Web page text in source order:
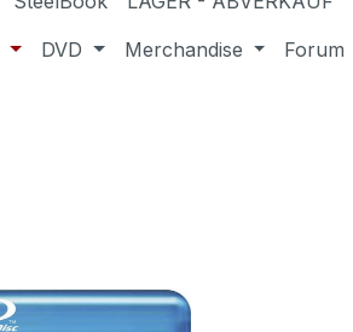
DVD Merchandise Forum